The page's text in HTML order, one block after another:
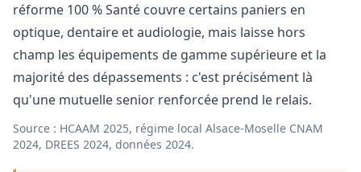
réforme 100 % Santé couvre certains paniers en
optique, dentaire et audiologie, mais laisse hors
champ les équipements de gamme supérieure et la
majorité des dépassements : c'est précisément là
qu'une mutuelle senior renforcée prend le relais.
Source : HCAAM 2025, régime local Alsace-Moselle CNAM
2024, DREES 2024, données 2024.